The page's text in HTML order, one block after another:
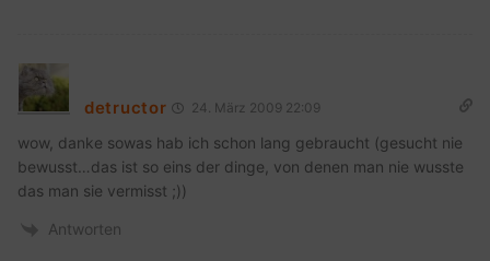
detructor 24. März 2009 22:09
wow, danke sowas hab ich schon lang gebraucht (gesucht nie
bewusst…das ist so eins der dinge, von denen man nie wusste
das man sie vermisst ;))
Antworten